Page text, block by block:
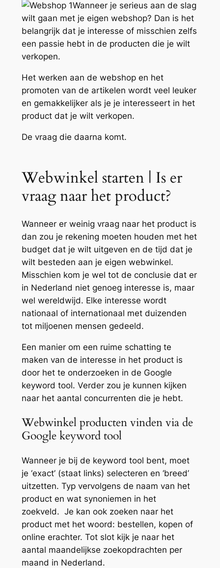
Wanneer je serieus aan de slag
wilt gaan met je eigen webshop? Dan is het
belangrijk dat je interesse of misschien zelfs
een passie hebt in de producten die je wilt
verkopen.
Het werken aan de webshop en het
promoten van de artikelen wordt veel leuker
en gemakkelijker als je je interesseert in het
product dat je wilt verkopen.
De vraag die daarna komt.
Webwinkel starten | Is er
vraag naar het product?
Wanneer er weinig vraag naar het product is
dan zou je rekening moeten houden met het
budget dat je wilt uitgeven en de tijd dat je
wilt besteden aan je eigen webwinkel.
Misschien kom je wel tot de conclusie dat er
in Nederland niet genoeg interesse is, maar
wel wereldwijd. Elke interesse wordt
nationaal of internationaal met duizenden
tot miljoenen mensen gedeeld.
Een manier om een ruime schatting te
maken van de interesse in het product is
door het te onderzoeken in de Google
keyword tool. Verder zou je kunnen kijken
naar het aantal concurrenten die je hebt.
Webwinkel producten vinden via de
Google keyword tool
Wanneer je bij de keyword tool bent, moet
je ‘exact’ (staat links) selecteren en ‘breed’
uitzetten. Typ vervolgens de naam van het
product en wat synoniemen in het
zoekveld. Je kan ook zoeken naar het
product met het woord: bestellen, kopen of
online erachter. Tot slot kijk je naar het
aantal maandelijkse zoekopdrachten per
maand in Nederland.